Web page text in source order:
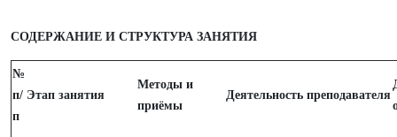
СОДЕРЖАНИЕ И СТРУКТУРА ЗАНЯТИЯ
№
п/
п
Этап занятия
Методы и
приёмы
Деятельность преподавателя